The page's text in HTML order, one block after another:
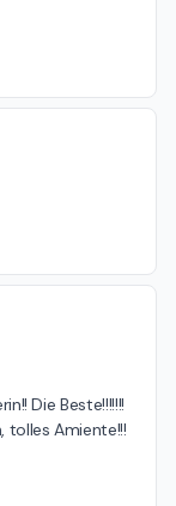
Die Beste!!!!!!!
tolles Amiente!!!